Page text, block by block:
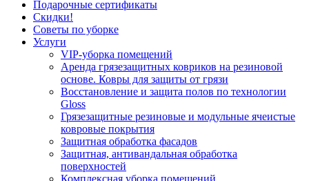
Подарочные сертификаты
Скидки!
Советы по уборке
Услуги
VIP-уборка помещений
Аренда грязезащитных ковриков на резиновой
основе. Ковры для защиты от грязи
Восстановление и защита полов по технологии
Gloss
Грязезащитные резиновые и модульные ячеистые
ковровые покрытия
Защитная обработка фасадов
Защитная, антивандальная обработка
поверхностей
Комплексная уборка помещений